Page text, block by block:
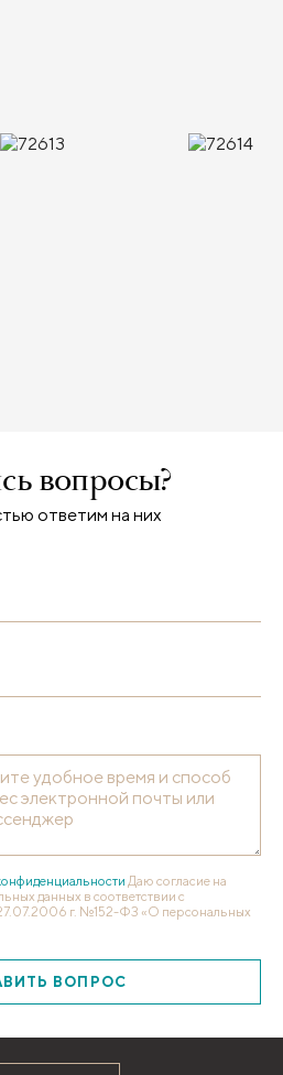
вопросы?
ответим на них
Даю согласие на
данных в соответствии с
г. №152-ФЗ «О персональных
ВОПРОС